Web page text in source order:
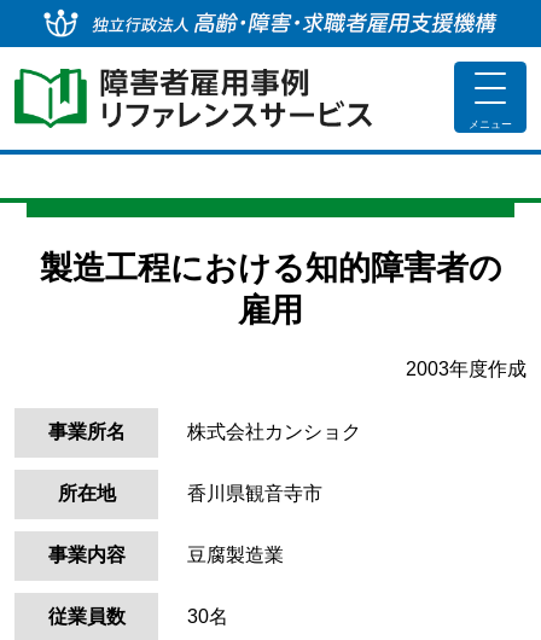
toggle
メニュー
製造工程における知的障害者の
雇用
2003年度作成
事業所名 株式会社カンショク
所在地 香川県観音寺市
事業内容 豆腐製造業
従業員数 30名